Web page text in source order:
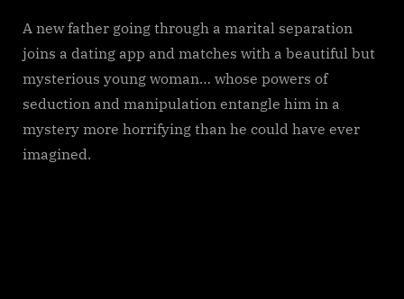
A new father going through a marital separation
joins a dating app and matches with a beautiful but
mysterious young woman… whose powers of
seduction and manipulation entangle him in a
mystery more horrifying than he could have ever
imagined.